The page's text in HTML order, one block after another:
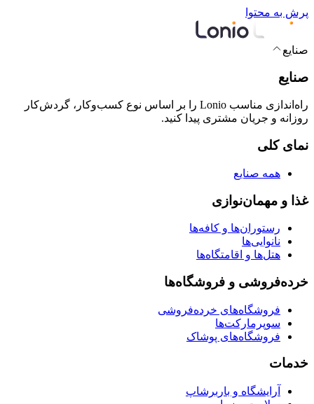
پرش به محتوا
صنایع
صنایع
راه‌اندازی مناسب Lonio را بر اساس نوع کسب‌وکار، گردش‌کار
روزانه و جریان مشتری پیدا کنید.
نمای کلی
همه صنایع
غذا و مهمان‌نوازی
رستوران‌ها و کافه‌ها
نانوایی‌ها
هتل‌ها و اقامتگاه‌ها
خرده‌فروشی و فروشگاه‌ها
فروشگاه‌های خرده‌فروشی
سوپرمارکت‌ها
فروشگاه‌های پوشاک
خدمات
آرایشگاه و باربرشاپ